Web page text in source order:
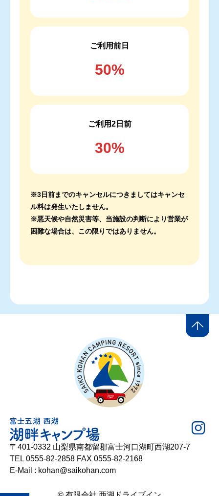
ご利用前日
50%
ご利用2日前
30%
※3日前までのキャンセルにつきましてはキャンセ
ル料は発生いたしません。
※悪天候や自然災害等、当施設の判断により営業が
困難な場合は、この限りではありません。
〒401-0332 山梨県南都留郡富士河口湖町西湖207-7
TEL 0555-82-2858 FAX 0555-82-2168
E-Mail : kohan@saikohan.com